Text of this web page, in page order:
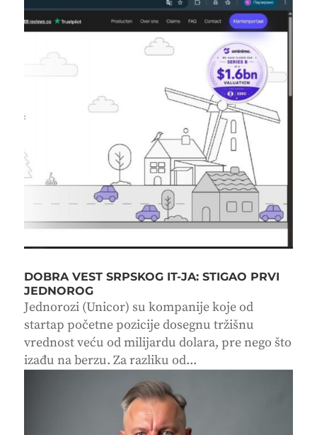
DOBRA VEST SRPSKOG IT-JA: STIGAO PRVI
JEDNOROG
Jednorozi (Unicor) su kompanije koje od
startap početne pozicije dosegnu tržišnu
vrednost veću od milijardu dolara, pre nego što
izađu na berzu. Za razliku od...